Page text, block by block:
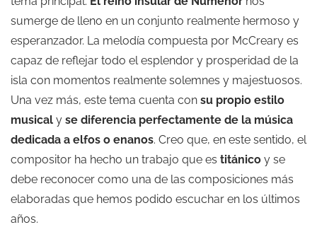
sumerge de lleno en un conjunto realmente hermoso y
esperanzador. La melodía compuesta por McCreary es
capaz de reflejar todo el esplendor y prosperidad de la
isla con momentos realmente solemnes y majestuosos.
Una vez más, este tema cuenta con su propio estilo
musical y se diferencia perfectamente de la música
dedicada a elfos o enanos. Creo que, en este sentido, el
compositor ha hecho un trabajo que es titánico y se
debe reconocer como una de las composiciones más
elaboradas que hemos podido escuchar en los últimos
años.